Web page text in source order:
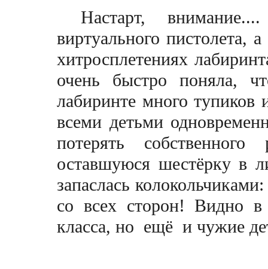
Настарт,
виртуального пистолета,
хитросплетениях
очень быстро поняла,
лабиринте много тупиков
всеми детьми
потерять
оставшуюся шестёрку в
запаслась
со всех сторон! Видно
класса, но ещё и чужие